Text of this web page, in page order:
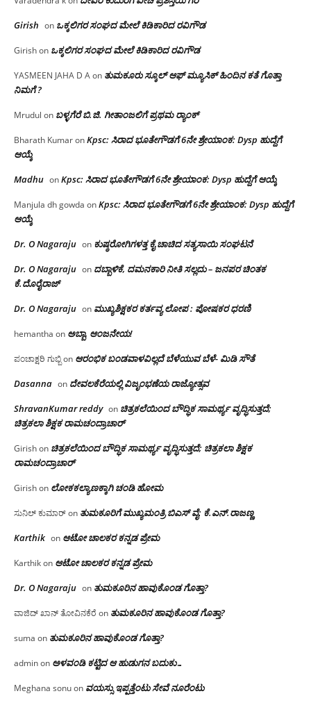
Girish on ಒಕ್ಕಲಿಗರ ಸಂಘದ ಮೇಲೆ ಕಿಡಿಕಾರಿದ ರವಿಗೌಡ
Girishon ಒಕ್ಕಲಿಗರ ಸಂಘದ ಮೇಲೆ ಕಿಡಿಕಾರಿದ ರವಿಗೌಡ
YASMEEN JAHA D Aon ತುಮಕೂರು ಸ್ಕೂಲ್ ಆಫ್ ಮ್ಯೂಸಿಕ್ ಹಿಂದಿನ ಕತೆ ಗೊತ್ತಾ
ನಿಮಗೆ ?
Mrudul on ಬಳ್ಳಗೆರೆ ಬಿ.ಜಿ. ಗೀತಾಂಜಲಿಗೆ ಪ್ರಥಮ ರ‌್ಯಾಂಕ್
Bharath KumaronKpsc: ಸಿರಾದ ಭೂತೇಗೌಡಗೆ 6ನೇ ಶ್ರೇಯಾಂಕ: Dysp ಹುದ್ದೆಗೆ
ಆಯ್ಕೆ
Madhu onKpsc: ಸಿರಾದ ಭೂತೇಗೌಡಗೆ 6ನೇ ಶ್ರೇಯಾಂಕ: Dysp ಹುದ್ದೆಗೆ ಆಯ್ಕೆ
Manjula dh gowda onKpsc: ಸಿರಾದ ಭೂತೇಗೌಡಗೆ 6ನೇ ಶ್ರೇಯಾಂಕ: Dysp ಹುದ್ದೆಗೆ
ಆಯ್ಕೆ
Dr. O Nagaraju on ಕುಷ್ಠರೋಗಿಗಳತ್ತ ಕೈ ಚಾಚಿದ ಸತ್ಯಸಾಯಿ ಸಂಘಟನೆ
Dr. O Nagaraju on ದಬ್ಬಾಳಿಕೆ, ದಮನಕಾರಿ ನೀತಿ ಸಲ್ಲದು – ಜನಪರ ಚಿಂತಕ
ಕೆ.ದೊರೈರಾಜ್
Dr. O Nagaraju on ಮುಖ್ಯಶಿಕ್ಷಕರ ಕರ್ತವ್ಯ ಲೋಪ : ಪೋಷಕರ ಧರಣಿ
hemantha on ಅಬ್ಬಾ, ಆಂಜನೇಯ!
ಪಂಚಾಕ್ಷರಿ ಗುಬ್ಬಿon ಆರಂಭಿಕ ಬಂಡವಾಳವಿಲ್ಲದೆ ಬೆಳೆಯುವ ಬೆಳೆ- ಮಿಡಿ ಸೌತೆ
Dasanna on ದೇವಲಕೆರೆಯಲ್ಲಿ ವಿಜೃಂಭಣೆಯ ರಾಜ್ಯೋತ್ಸವ
ShravanKumar reddy on ಚಿತ್ರಕಲೆಯಿಂದ ಬೌದ್ಧಿಕ ಸಾಮರ್ಥ್ಯ ವೃದ್ಧಿಸುತ್ತದೆ;
ಚಿತ್ರಕಲಾ ಶಿಕ್ಷಕ ರಾಮಚಂದ್ರಾಚಾರ್
Girishon ಚಿತ್ರಕಲೆಯಿಂದ ಬೌದ್ಧಿಕ ಸಾಮರ್ಥ್ಯ ವೃದ್ಧಿಸುತ್ತದೆ; ಚಿತ್ರಕಲಾ ಶಿಕ್ಷಕ
ರಾಮಚಂದ್ರಾಚಾರ್
Girishon ಲೋಕಕಲ್ಯಾಣಕ್ಕಾಗಿ ಚಂಡಿ ಹೋಮ
ಸುನಿಲ್ ಕುಮಾರ್on ತುಮಕೂರಿಗೆ ಮುಖ್ಯಮಂತ್ರಿ ಬಿಎಸ್ ವೈ: ಕೆ.ಎನ್.ರಾಜಣ್ಣ
Karthik on ಆಟೋ ಚಾಲಕರ ಕನ್ನಡ ಪ್ರೇಮ
Karthikon ಆಟೋ ಚಾಲಕರ ಕನ್ನಡ ಪ್ರೇಮ
Dr. O Nagaraju on ತುಮಕೂರಿನ ಹಾವುಕೊಂಡ ಗೊತ್ತಾ?
ವಾಜಿದ್ ಖಾನ್ ತೋವಿನಕೆರೆ on ತುಮಕೂರಿನ ಹಾವುಕೊಂಡ ಗೊತ್ತಾ?
suma on ತುಮಕೂರಿನ ಹಾವುಕೊಂಡ ಗೊತ್ತಾ?
adminon ಅಳವಂಡಿ ಕಟ್ಟಿದ ಆ ಹುಡುಗನ ಬದುಕು…
Meghana sonuon ವಯಸ್ಸು ಇಪ್ಪತ್ತೆಂಟು ಸೇವೆ ನೂರೆಂಟು